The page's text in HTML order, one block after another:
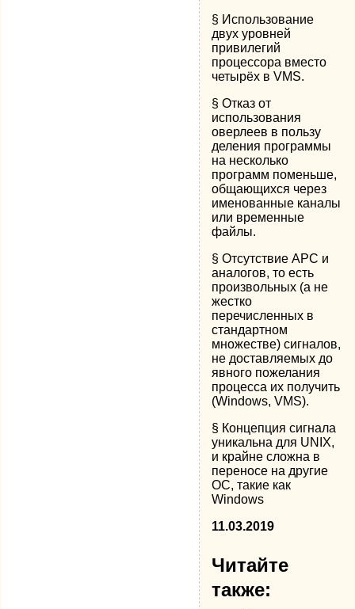
§ Использование
двух уровней
привилегий
процессора вместо
четырёх в VMS.
§ Отказ от
использования
оверлеев в пользу
деления программы
на несколько
программ поменьше,
общающихся через
именованные каналы
или временные
файлы.
§ Отсутствие APC и
аналогов, то есть
произвольных (а не
жестко
перечисленных в
стандартном
множестве) сигналов,
не доставляемых до
явного пожелания
процесса их получить
(Windows, VMS).
§ Концепция сигнала
уникальна для UNIX,
и крайне сложна в
переносе на другие
ОС, такие как
Windows
11.03.2019
Читайте
также: